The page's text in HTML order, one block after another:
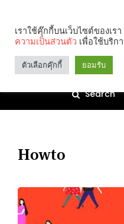
Search
Howto
เราใช้คุ๊กกี้บนเว็บไซต์ของเ
ความเป็นส่วนตัว เพื่อใช้บริก
ตัวเลือกคุ๊กกี้ ยอมรับ